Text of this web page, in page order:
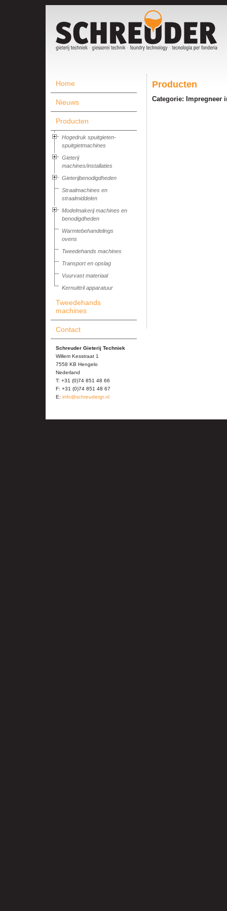
Home
Nieuws
Producten
Hogedruk spuitgieten-
spuitgietmachines
Gieterij
machines/installaties
Gieterijbenodigdheden
Straalmachines en
straalmiddelen
Modelmakerij machines en
benodigdheden
Warmtebehandelings
ovens
Tweedehands machines
Transport en opslag
Vuurvast materiaal
Kernuittril apparatuur
Tweedehands
machines
Contact
Schreuder Gieterij Techniek
Willem Kesstraat 1
7558 KB Hengelo
Nederland
T: +31 (0)74 851 48 66
F: +31 (0)74 851 48 67
E: info@schreudergt.nl
Producten
Categorie: Impregneer